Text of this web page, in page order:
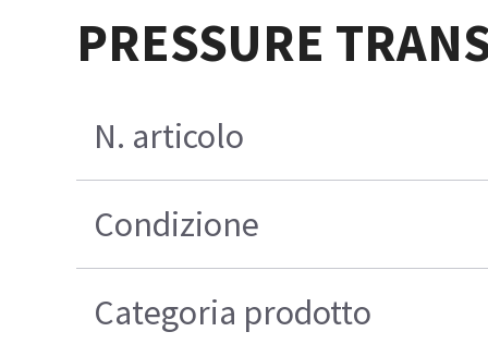
PRESSURE
N. articolo
Condizione
Categoria prodotto